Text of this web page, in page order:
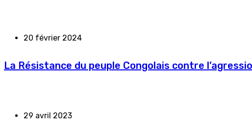
20 février 2024
La Résistance du peuple Congolais contre
29 avril 2023